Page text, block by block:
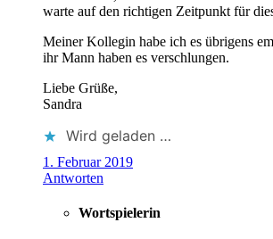
warte auf den richtigen Zeitpunkt für
Meiner Kollegin habe ich es übrigens
ihr Mann haben es verschlungen.
Liebe Grüße,
Sandra
Wird geladen …
1. Februar 2019
Antworten
Wortspielerin